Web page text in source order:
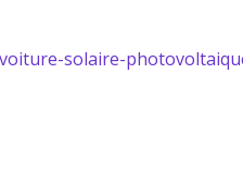
voiture-solaire-